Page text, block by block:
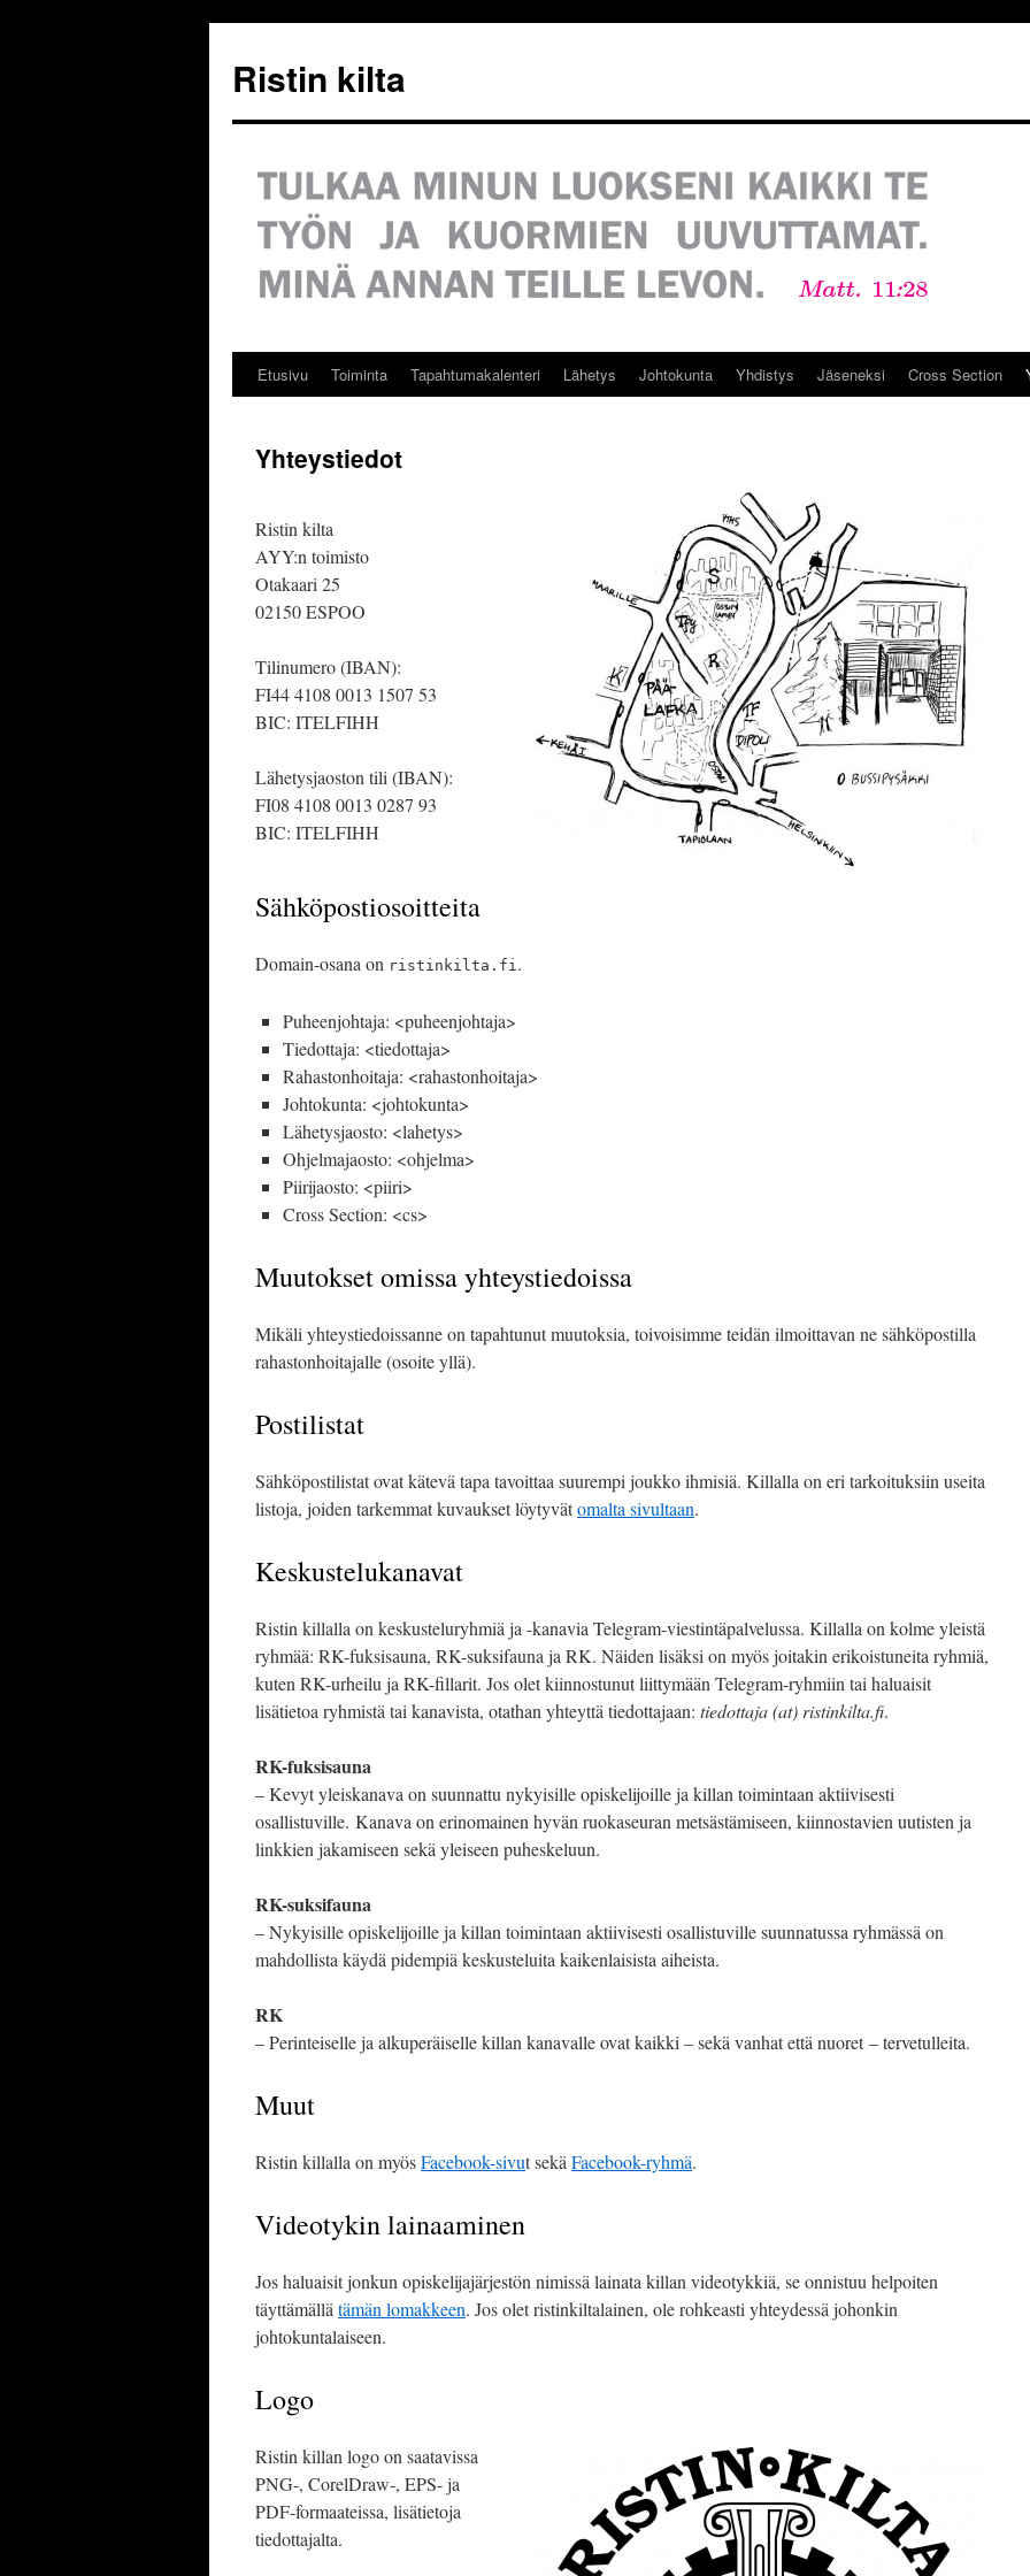
Ristin kilta
Etusivu Toiminta Tapahtumakalenteri Lähetys Johtokunta Yhdistys Jäseneksi Cross Section
Yhteystiedot
Ristin kilta
AYY:n toimisto
Otakaari 25
02150 ESPOO
Tilinumero (IBAN):
FI44 4108 0013 1507 53
BIC: ITELFIHH
Lähetysjaoston tili (IBAN):
FI08 4108 0013 0287 93
BIC: ITELFIHH
Sähköpostiosoitteita
Domain-osana on ristinkilta.fi.
Puheenjohtaja: <puheenjohtaja>
Tiedottaja: <tiedottaja>
Rahastonhoitaja: <rahastonhoitaja>
Johtokunta: <johtokunta>
Lähetysjaosto: <lahetys>
Ohjelmajaosto: <ohjelma>
Piirijaosto: <piiri>
Cross Section: <cs>
Muutokset omissa yhteystiedoissa
Mikäli yhteystiedoissanne on tapahtunut muutoksia, toivoisimme teidän ilmoittavan ne sähköpostilla
rahastonhoitajalle (osoite yllä).
Postilistat
Sähköpostilistat ovat kätevä tapa tavoittaa suurempi joukko ihmisiä. Killalla on eri tarkoituksiin useita
listoja, joiden tarkemmat kuvaukset löytyvätomalta sivultaan.
Keskustelukanavat
Ristin killalla on keskusteluryhmiä ja -kanavia Telegram-viestintäpalvelussa. Killalla on kolme yleistä
ryhmää: RK-fuksisauna, RK-suksifauna ja RK. Näiden lisäksi on myös joitakin erikoistuneita ryhmiä,
kuten RK-urheilu ja RK-fillarit. Jos olet kiinnostunut liittymään Telegram-ryhmiin tai haluaisit
lisätietoa ryhmistä tai kanavista, otathan yhteyttä tiedottajaan: tiedottaja (at) ristinkilta.fi.
RK-fuksisauna
– Kevyt yleiskanava on suunnattu nykyisille opiskelijoille ja killan toimintaan aktiivisesti
osallistuville. Kanava on erinomainen hyvän ruokaseuran metsästämiseen, kiinnostavien uutisten ja
linkkien jakamiseen sekä yleiseen puheskeluun.
RK-suksifauna
– Nykyisille opiskelijoille ja killan toimintaan aktiivisesti osallistuville suunnatussa ryhmässä on
mahdollista käydä pidempiä keskusteluita kaikenlaisista aiheista.
RK
– Perinteiselle ja alkuperäiselle killan kanavalle ovat kaikki – sekä vanhat että nuoret – tervetulleita.
Muut
Ristin killalla on myösFacebook-sivut sekä Facebook-ryhmä.
Videotykin lainaaminen
Jos haluaisit jonkun opiskelijajärjestön nimissä lainata killan videotykkiä, se onnistuu helpoiten
täyttämällä tämän lomakkeen. Jos olet ristinkiltalainen, ole rohkeasti yhteydessä johonkin
johtokuntalaiseen.
Logo
Ristin killan logo on saatavissa
PNG-, CorelDraw-, EPS- ja
PDF-formaateissa, lisätietoja
tiedottajalta.